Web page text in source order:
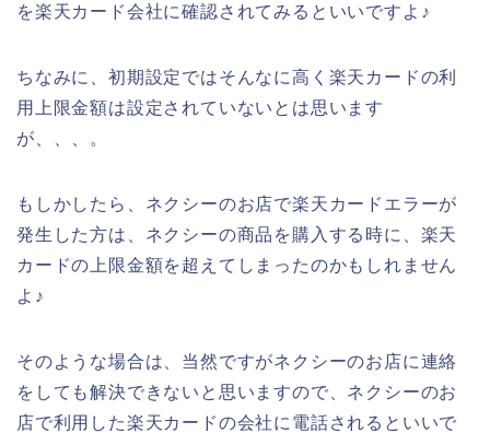
を楽天カード会社に確認されてみるといいですよ♪
ちなみに、初期設定ではそんなに高く楽天カードの利
用上限金額は設定されていないとは思います
が、、、。
もしかしたら、ネクシーのお店で楽天カードエラーが
発生した方は、ネクシーの商品を購入する時に、楽天
カードの上限金額を超えてしまったのかもしれません
よ♪
そのような場合は、当然ですがネクシーのお店に連絡
をしても解決できないと思いますので、ネクシーのお
店で利用した楽天カードの会社に電話されるといいで